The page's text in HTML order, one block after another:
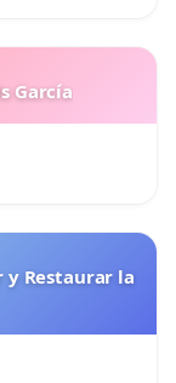
García
Restaurar la